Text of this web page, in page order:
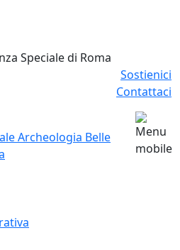
Speciale di Roma
Sostienici
Contattaci